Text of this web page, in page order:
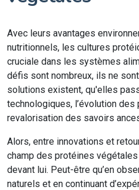
Avec leurs avantages
nutritionnels, les cultures
cruciale dans les systèmes
défis sont nombreux, ils ne
solutions existent, qu'elles
technologiques, l’évolution
revalorisation des savoirs
Alors, entre innovations et
champ des protéines
devant lui. Peut-être qu’en
naturels et en continuant